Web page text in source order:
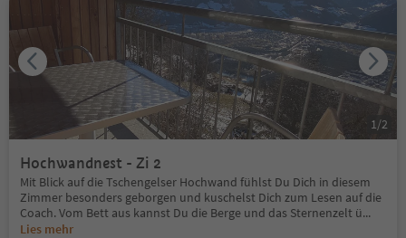
Hochwandnest - Zi 2
Mit Blick auf die Tschengelser Hochwand fühlst Du Dich in diesem
Zimmer besonders geborgen und kuschelst Dich zum Lesen auf die
Coach. Vom Bett aus kannst Du die Berge und das Sternenzelt ü...
Lies mehr
1 /2